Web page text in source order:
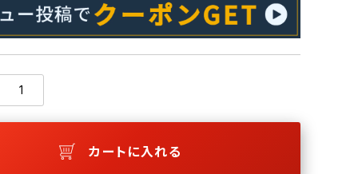
カートに入れる